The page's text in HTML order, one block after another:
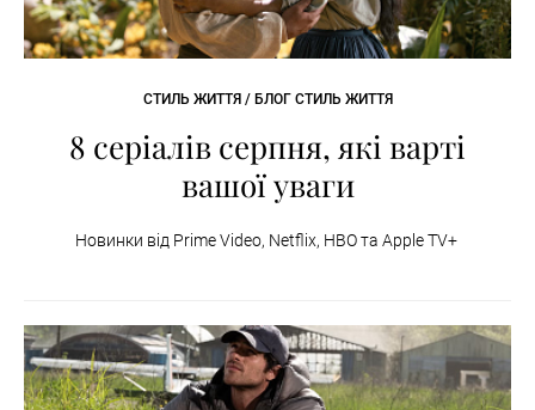
СТИЛЬ ЖИТТЯ / БЛОГ СТИЛЬ ЖИТТЯ
8 серіалів серпня, які варті
вашої уваги
Новинки від Prime Video, Netflix, HBO та Apple TV+